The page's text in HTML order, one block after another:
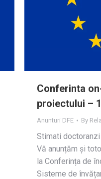
Conferinta
proiectului –
Anunturi DFE By
Stimati
Vă anunțăm și
la Conferința de
Sisteme de